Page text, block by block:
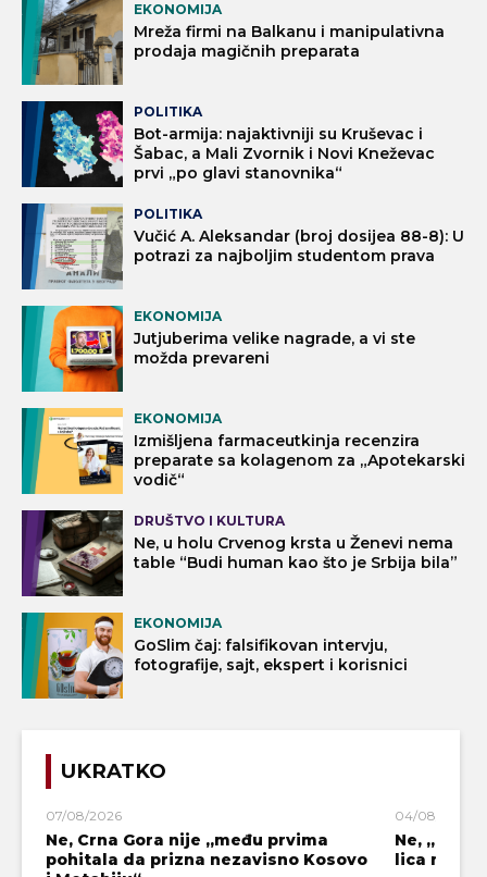
EKONOMIJA
Mreža firmi na Balkanu i manipulativna
prodaja magičnih preparata
POLITIKA
Bot-armija: najaktivniji su Kruševac i
Šabac, a Mali Zvornik i Novi Kneževac
prvi „po glavi stanovnika“
POLITIKA
Vučić A. Aleksandar (broj dosijea 88-8): U
potrazi za najboljim studentom prava
EKONOMIJA
Jutjuberima velike nagrade, a vi ste
možda prevareni
EKONOMIJA
Izmišljena farmaceutkinja recenzira
preparate sa kolagenom za „Apotekarski
vodič“
DRUŠTVO I KULTURA
Ne, u holu Crvenog krsta u Ženevi nema
table “Budi human kao što je Srbija bila”
EKONOMIJA
GoSlim čaj: falsifikovan intervju,
fotografije, sajt, ekspert i korisnici
UKRATKO
07/08/2026
Ne, Crna Gora nije „među prvima
pohitala da prizna nezavisno Kosovo
04/08/2026
Ne,
lica